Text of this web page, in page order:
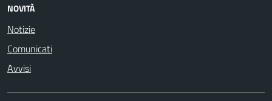
NOVITÀ
Notizie
Comunicati
Avvisi